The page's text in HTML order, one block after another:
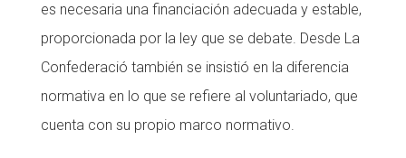
es necesaria una financiación adecuada y estable,
proporcionada por la ley que se debate. Desde La
Confederació también se insistió en la diferencia
normativa en lo que se refiere al voluntariado, que
cuenta con su propio marco normativo.